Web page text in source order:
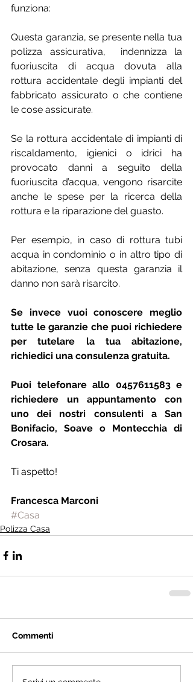
funziona:
Questa garanzia, se presente nella tua
polizza assicurativa,  indennizza la
fuoriuscita di acqua dovuta alla
rottura accidentale degli impianti del
fabbricato assicurato o che contiene
le cose assicurate.
Se la rottura accidentale di impianti di
riscaldamento, igienici o idrici ha
provocato danni a seguito della
fuoriuscita d’acqua, vengono risarcite
anche le spese per la ricerca della
rottura e la riparazione del guasto.
Per esempio, in caso di rottura tubi
acqua in condominio o in altro tipo di
abitazione, senza questa garanzia il
danno non sarà risarcito.
Se invece vuoi conoscere meglio
tutte le garanzie che puoi richiedere
per tutelare la tua abitazione,
richiedici una consulenza gratuita.
Puoi telefonare allo 0457611583 e
richiedere un appuntamento con
uno dei nostri consulenti a San
Bonifacio, Soave o Montecchia di
Crosara.
Ti aspetto!
Francesca Marconi
#Casa
Polizza Casa
Commenti